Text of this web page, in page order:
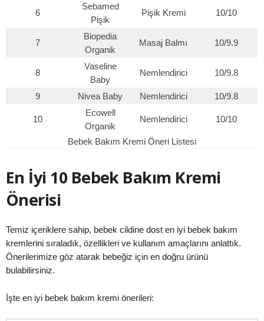
6
Sebamed
Pişik
Pişik Kremi 10/10
7
Biopedia
Organik
Masaj Balmı 10/9.9
8
Vaseline
Baby
Nemlendirici 10/9.8
9 Nivea Baby Nemlendirici 10/9.8
10
Ecowell
Organik
Nemlendirici 10/10
Bebek Bakım Kremi Öneri Listesi
En İyi 10 Bebek Bakım Kremi
Önerisi
Temiz içeriklere sahip, bebek cildine dost en iyi bebek bakım
kremlerini sıraladık, özellikleri ve kullanım amaçlarını anlattık.
Önerilerimize göz atarak bebeğiz için en doğru ürünü
bulabilirsiniz.
İşte en iyi bebek bakım kremi önerileri: